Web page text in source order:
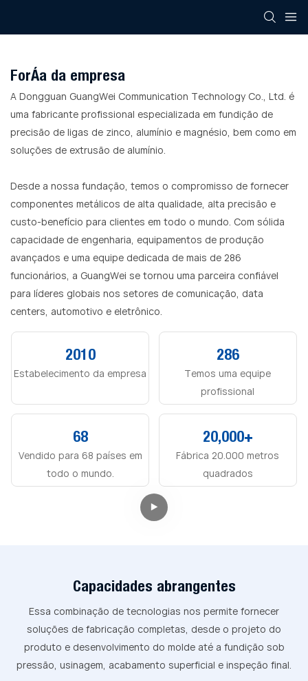
Força da empresa
A Dongguan GuangWei Communication Technology Co., Ltd. é
uma fabricante profissional especializada em fundição de
precisão de ligas de zinco, alumínio e magnésio, bem como em
soluções de extrusão de alumínio.
Desde a nossa fundação, temos o compromisso de fornecer
componentes metálicos de alta qualidade, alta precisão e
custo-benefício para clientes em todo o mundo. Com sólida
capacidade de engenharia, equipamentos de produção
avançados e uma equipe dedicada de mais de 286
funcionários, a GuangWei se tornou uma parceira confiável
para líderes globais nos setores de comunicação, data
centers, automotivo e eletrônico.
2010
Estabelecimento da empresa
286
Temos uma equipe
profissional
68
Vendido para 68 países em
todo o mundo.
20,000+
Fábrica 20.000 metros
quadrados
Capacidades abrangentes
Essa combinação de tecnologias nos permite fornecer
soluções de fabricação completas, desde o projeto do
produto e desenvolvimento do molde até a fundição sob
pressão, usinagem, acabamento superficial e inspeção final.